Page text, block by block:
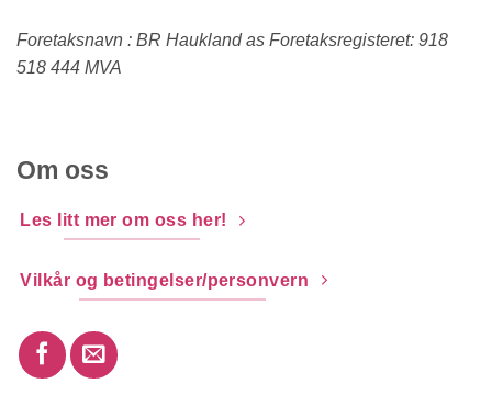
Foretaksnavn : BR Haukland as Foretaksregisteret: 918
518 444 MVA
Om oss
Les litt mer om oss her!
Vilkår og betingelser/personvern